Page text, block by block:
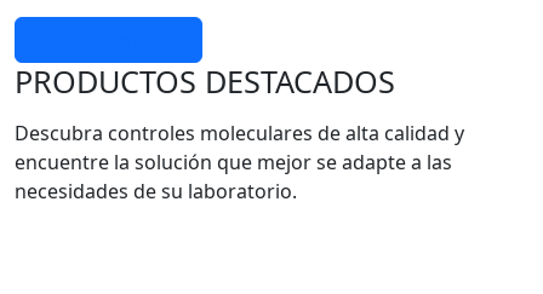
PRODUCTOS DESTACADOS
Descubra controles moleculares de alta calidad y
encuentre la solución que mejor se adapte a las
necesidades de su laboratorio.